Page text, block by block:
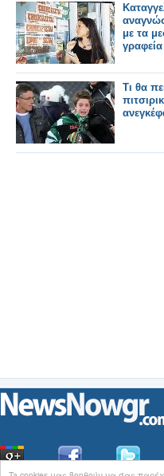
με τα
γραφεία
Τι θα